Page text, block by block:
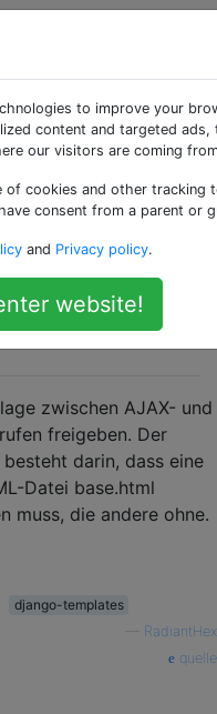
an
-
zwischen AJAX- und
freigeben. Der
darin, dass eine
Datei base.html
muss, die andere ohne.
django-templates
RadiantHex
quelle
to improve your
content and targeted ads,
our visitors are coming
of cookies and other tracking
consent from a parent or
and Privacy policy.
website!